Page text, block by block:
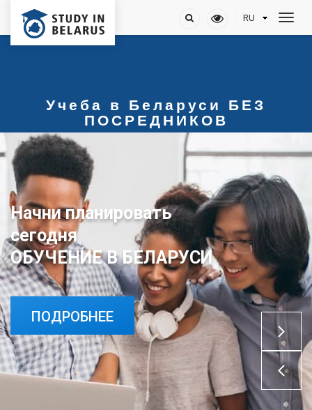
Учеба в Беларуси БЕЗ
ПОСРЕДНИКОВ
Начни планировать
сегодня
ОБУЧЕНИЕ В БЕЛАРУСИ
ПОДРОБНЕЕ